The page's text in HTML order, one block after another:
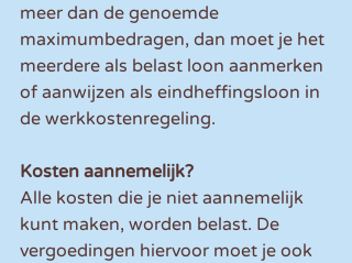
meer dan de genoemde
maximumbedragen, dan moet je het
meerdere als belast loon aanmerken
of aanwijzen als eindheffingsloon in
de werkkostenregeling.
Kosten aannemelijk?
Alle kosten die je niet aannemelijk
kunt maken, worden belast. De
vergoedingen hiervoor moet je ook